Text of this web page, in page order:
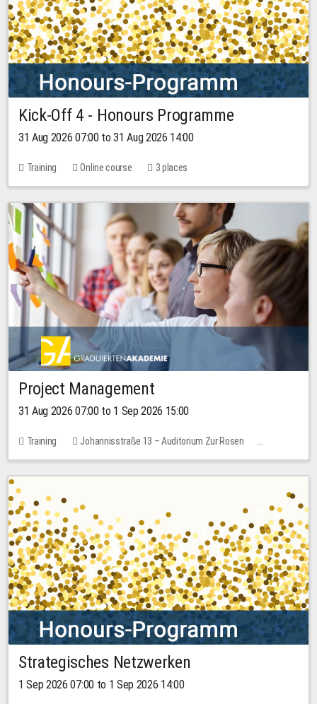
Kick-Off 4 - Honours Programme
31 Aug 2026 07:00 to 31 Aug 2026 14:00
Training Online course 3 places
Project Management
31 Aug 2026 07:00 to 1 Sep 2026 15:00
Training
Johannisstraße 13 – Auditorium Zur Rosen
No free places
30.00 EUR
Strategisches Netzwerken
1 Sep 2026 07:00 to 1 Sep 2026 14:00